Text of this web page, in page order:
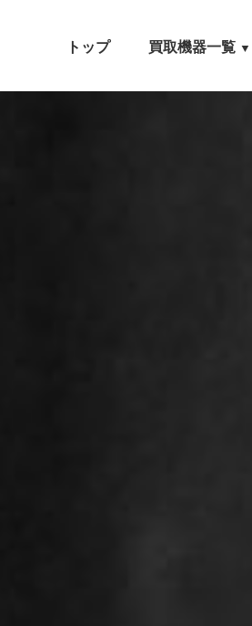
トップ 買取機器一覧 ▼
自動車設備機械